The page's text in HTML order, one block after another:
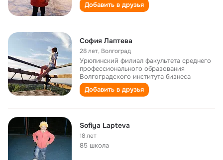
Добавить в друзья
София Лаптева
28 лет, Волгоград
Урюпинский филиал факультета среднего
профессионального образования
Волгоградского института бизнеса
Добавить в друзья
Sofiya Lapteva
18 лет
85 школа